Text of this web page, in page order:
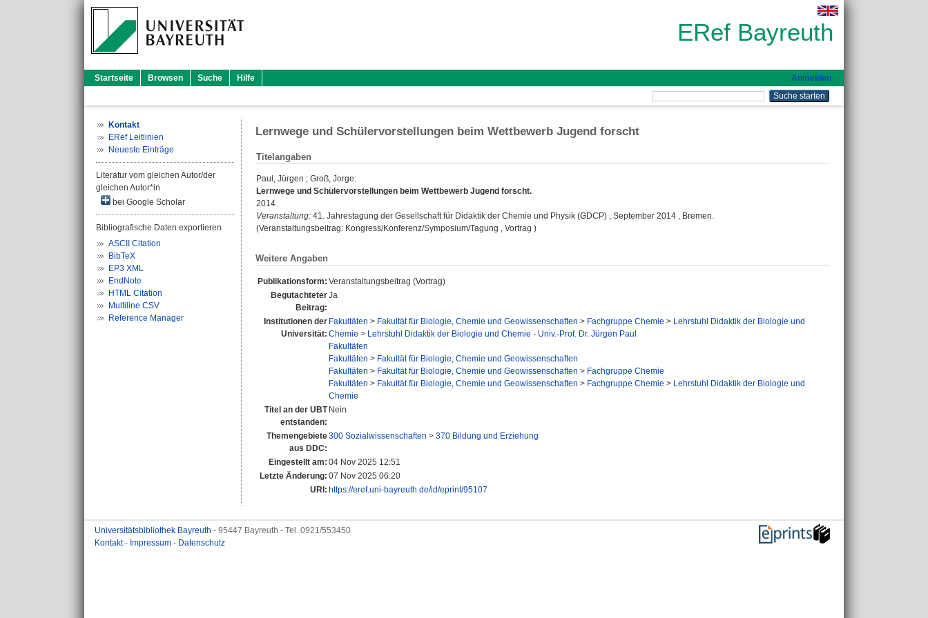
ERef Bayreuth
Startseite Browsen Suche Hilfe Anmelden
Kontakt
ERef Leitlinien
Neueste Einträge
Literatur vom gleichen Autor/der
gleichen Autor*in
bei Google Scholar
Bibliografische Daten exportieren
ASCII Citation
BibTeX
EP3 XML
EndNote
HTML Citation
Multiline CSV
Reference Manager
Lernwege und Schülervorstellungen beim Wettbewerb Jugend forscht
Titelangaben
Paul, Jürgen ; Groß, Jorge:
Lernwege und Schülervorstellungen beim Wettbewerb Jugend forscht.
2014
Veranstaltung: 41. Jahrestagung der Gesellschaft für Didaktik der Chemie und Physik (GDCP) , September 2014 , Bremen.
(Veranstaltungsbeitrag: Kongress/Konferenz/Symposium/Tagung , Vortrag )
Weitere Angaben
Publikationsform: Veranstaltungsbeitrag (Vortrag)
Begutachteter
Beitrag:
Ja
Institutionen der
Universität:
Fakultäten > Fakultät für Biologie, Chemie und Geowissenschaften > Fachgruppe Chemie > Lehrstuhl Didaktik der Biologie und
Chemie > Lehrstuhl Didaktik der Biologie und Chemie - Univ.-Prof. Dr. Jürgen Paul
Fakultäten
Fakultäten > Fakultät für Biologie, Chemie und Geowissenschaften
Fakultäten > Fakultät für Biologie, Chemie und Geowissenschaften > Fachgruppe Chemie
Fakultäten > Fakultät für Biologie, Chemie und Geowissenschaften > Fachgruppe Chemie > Lehrstuhl Didaktik der Biologie und
Chemie
Titel an der UBT
entstanden:
Nein
Themengebiete
aus DDC:
300 Sozialwissenschaften > 370 Bildung und Erziehung
Eingestellt am: 04 Nov 2025 12:51
Letzte Änderung: 07 Nov 2025 06:20
URI: https://eref.uni-bayreuth.de/id/eprint/95107
Universitätsbibliothek Bayreuth - 95447 Bayreuth - Tel. 0921/553450
Kontakt- Impressum - Datenschutz